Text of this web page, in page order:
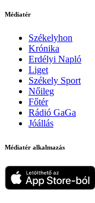
Médiatér
Székelyhon
Krónika
Erdélyi Napló
Liget
Székely Sport
Nőileg
Főtér
Rádió GaGa
Jóállás
Médiatér alkalmazás